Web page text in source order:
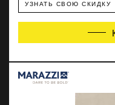
УЗНАТЬ СВОЮ СКИДКУ